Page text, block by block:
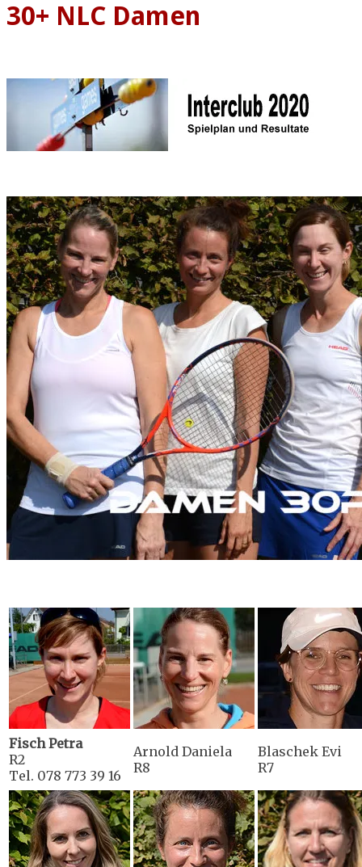
30+ NLC Damen
Fisch Petra
R2
Tel. 078 773 39 16
Arnold Daniela
R8
Blaschek Evi
R7